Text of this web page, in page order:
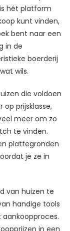
hét platform
kunt vinden,
bent naar een
in de
boerderij
wils.
die voldoen
op prijsklasse,
meer om zo
te vinden.
plattegronden
je ze in
van huizen te
handige tools
in een